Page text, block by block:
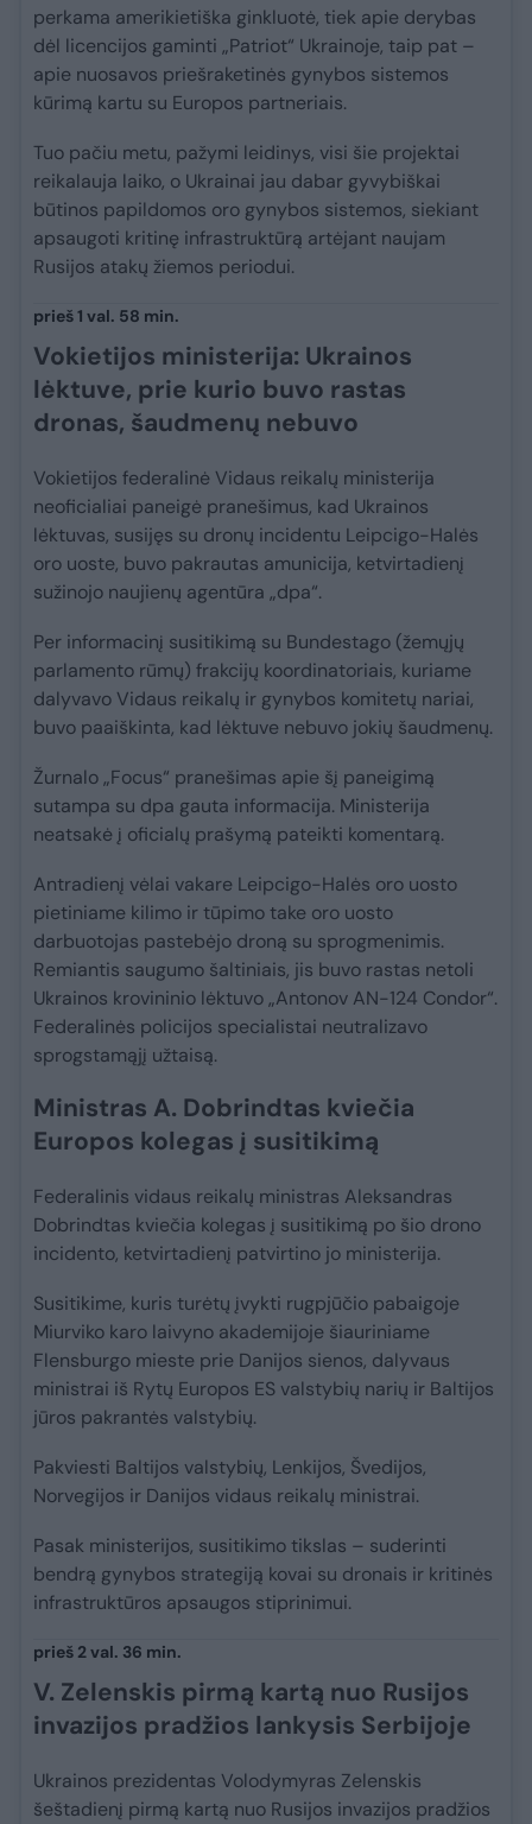
perkama amerikietiška ginkluotė, tiek apie derybas
dėl licencijos gaminti „Patriot“ Ukrainoje, taip pat –
apie nuosavos priešraketinės gynybos sistemos
kūrimą kartu su Europos partneriais.
Tuo pačiu metu, pažymi leidinys, visi šie projektai
reikalauja laiko, o Ukrainai jau dabar gyvybiškai
būtinos papildomos oro gynybos sistemos, siekiant
apsaugoti kritinę infrastruktūrą artėjant naujam
Rusijos atakų žiemos periodui.
prieš 1 val. 58 min.
Vokietijos ministerija: Ukrainos
lėktuve, prie kurio buvo rastas
dronas, šaudmenų nebuvo
Vokietijos federalinė Vidaus reikalų ministerija
neoficialiai paneigė pranešimus, kad Ukrainos
lėktuvas, susijęs su dronų incidentu Leipcigo-Halės
oro uoste, buvo pakrautas amunicija, ketvirtadienį
sužinojo naujienų agentūra „dpa“.
Per informacinį susitikimą su Bundestago (žemųjų
parlamento rūmų) frakcijų koordinatoriais, kuriame
dalyvavo Vidaus reikalų ir gynybos komitetų nariai,
buvo paaiškinta, kad lėktuve nebuvo jokių šaudmenų.
Žurnalo „Focus“ pranešimas apie šį paneigimą
sutampa su dpa gauta informacija. Ministerija
neatsakė į oficialų prašymą pateikti komentarą.
Antradienį vėlai vakare Leipcigo-Halės oro uosto
pietiniame kilimo ir tūpimo take oro uosto
darbuotojas pastebėjo droną su sprogmenimis.
Remiantis saugumo šaltiniais, jis buvo rastas netoli
Ukrainos krovininio lėktuvo „Antonov AN-124 Condor“.
Federalinės policijos specialistai neutralizavo
sprogstamąjį užtaisą.
Ministras A. Dobrindtas kviečia
Europos kolegas į susitikimą
Federalinis vidaus reikalų ministras Aleksandras
Dobrindtas kviečia kolegas į susitikimą po šio drono
incidento, ketvirtadienį patvirtino jo ministerija.
Susitikime, kuris turėtų įvykti rugpjūčio pabaigoje
Miurviko karo laivyno akademijoje šiauriniame
Flensburgo mieste prie Danijos sienos, dalyvaus
ministrai iš Rytų Europos ES valstybių narių ir Baltijos
jūros pakrantės valstybių.
Pakviesti Baltijos valstybių, Lenkijos, Švedijos,
Norvegijos ir Danijos vidaus reikalų ministrai.
Pasak ministerijos, susitikimo tikslas – suderinti
bendrą gynybos strategiją kovai su dronais ir kritinės
infrastruktūros apsaugos stiprinimui.
prieš 2 val. 36 min.
V. Zelenskis pirmą kartą nuo Rusijos
invazijos pradžios lankysis Serbijoje
Ukrainos prezidentas Volodymyras Zelenskis
šeštadienį pirmą kartą nuo Rusijos invazijos pradžios